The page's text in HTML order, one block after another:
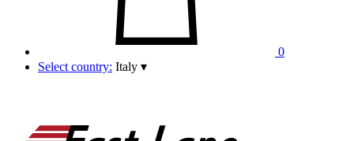
0
Select country: Italy ▾